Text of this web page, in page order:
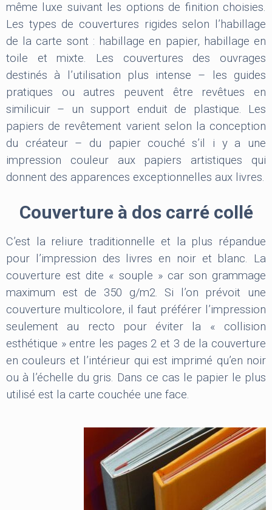
même luxe suivant les options de finition choisies.
Les types de couvertures rigides selon l’habillage
de la carte sont : habillage en papier, habillage en
toile et mixte. Les couvertures des ouvrages
destinés à l’utilisation plus intense – les guides
pratiques ou autres peuvent être revêtues en
similicuir – un support enduit de plastique. Les
papiers de revêtement varient selon la conception
du créateur – du papier couché s’il i y a une
impression couleur aux papiers artistiques qui
donnent des apparences exceptionnelles aux livres.
Couverture à dos carré collé
C’est la reliure traditionnelle et la plus répandue
pour l’impression des livres en noir et blanc. La
couverture est dite « souple » car son grammage
maximum est de 350 g/m2. Si l’on prévoit une
couverture multicolore, il faut préférer l’impression
seulement au recto pour éviter la « collision
esthétique » entre les pages 2 et 3 de la couverture
en couleurs et l’intérieur qui est imprimé qu’en noir
ou à l’échelle du gris. Dans ce cas le papier le plus
utilisé est la carte couchée une face.